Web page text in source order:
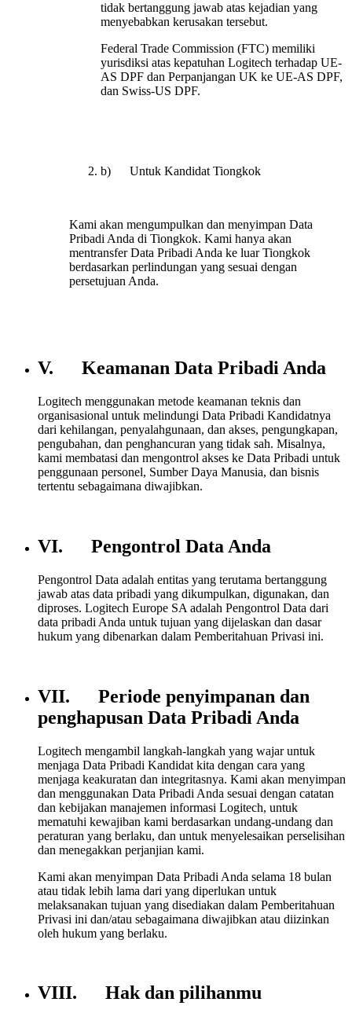
tidak bertanggung jawab atas kejadian yang
menyebabkan kerusakan tersebut.
Federal Trade Commission (FTC) memiliki
yurisdiksi atas kepatuhan Logitech terhadap UE-
AS DPF dan Perpanjangan UK ke UE-AS DPF,
dan Swiss-US DPF.
b) Untuk Kandidat Tiongkok
Kami akan mengumpulkan dan menyimpan Data
Pribadi Anda di Tiongkok. Kami hanya akan
mentransfer Data Pribadi Anda ke luar Tiongkok
berdasarkan perlindungan yang sesuai dengan
persetujuan Anda.
V. Keamanan Data Pribadi Anda
Logitech menggunakan metode keamanan teknis dan
organisasional untuk melindungi Data Pribadi Kandidatnya
dari kehilangan, penyalahgunaan, dan akses, pengungkapan,
pengubahan, dan penghancuran yang tidak sah. Misalnya,
kami membatasi dan mengontrol akses ke Data Pribadi untuk
penggunaan personel, Sumber Daya Manusia, dan bisnis
tertentu sebagaimana diwajibkan.
VI. Pengontrol Data Anda
Pengontrol Data adalah entitas yang terutama bertanggung
jawab atas data pribadi yang dikumpulkan, digunakan, dan
diproses. Logitech Europe SA adalah Pengontrol Data dari
data pribadi Anda untuk tujuan yang dijelaskan dan dasar
hukum yang dibenarkan dalam Pemberitahuan Privasi ini.
VII. Periode penyimpanan dan
penghapusan Data Pribadi Anda
Logitech mengambil langkah-langkah yang wajar untuk
menjaga Data Pribadi Kandidat kita dengan cara yang
menjaga keakuratan dan integritasnya. Kami akan menyimpan
dan menggunakan Data Pribadi Anda sesuai dengan catatan
dan kebijakan manajemen informasi Logitech, untuk
mematuhi kewajiban kami berdasarkan undang-undang dan
peraturan yang berlaku, dan untuk menyelesaikan perselisihan
dan menegakkan perjanjian kami.
Kami akan menyimpan Data Pribadi Anda selama 18 bulan
atau tidak lebih lama dari yang diperlukan untuk
melaksanakan tujuan yang disediakan dalam Pemberitahuan
Privasi ini dan/atau sebagaimana diwajibkan atau diizinkan
oleh hukum yang berlaku.
VIII. Hak dan pilihanmu